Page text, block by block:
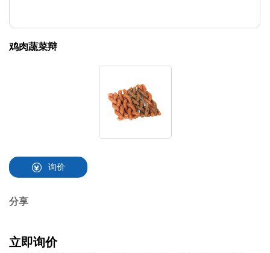
鸡肉蔬菜辩
询价
分享
立即询价